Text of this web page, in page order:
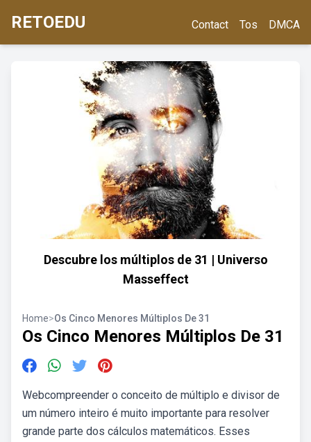
RETOEDU Contact Tos DMCA
Descubre los múltiplos de 31 | Universo
Masseffect
Home>Os Cinco Menores Múltiplos De 31
Os Cinco Menores Múltiplos De 31
Webcompreender o conceito de múltiplo e divisor de
um número inteiro é muito importante para resolver
grande parte dos cálculos matemáticos. Esses